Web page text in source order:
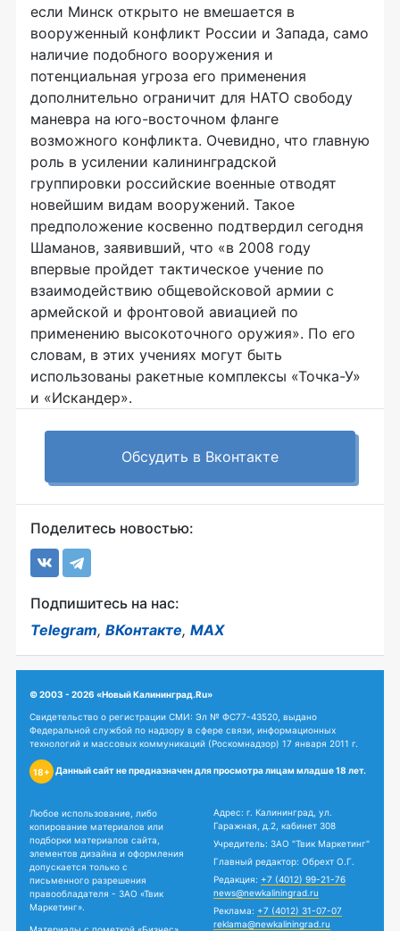
если Минск открыто не вмешается в
вооруженный конфликт России и Запада, само
наличие подобного вооружения и
потенциальная угроза его применения
дополнительно ограничит для НАТО свободу
маневра на юго-восточном фланге
возможного конфликта. Очевидно, что главную
роль в усилении калининградской
группировки российские военные отводят
новейшим видам вооружений. Такое
предположение косвенно подтвердил сегодня
Шаманов, заявивший, что «в 2008 году
впервые пройдет тактическое учение по
взаимодействию общевойсковой армии с
армейской и фронтовой авиацией по
применению высокоточного оружия». По его
словам, в этих учениях могут быть
использованы ракетные комплексы «Точка-У»
и «Искандер».
Обсудить в Вконтакте
Поделитесь новостью:
Подпишитесь на нас:
Telegram, ВКонтакте, MAX
© 2003 - 2026 «Новый Калининград.Ru»
Свидетельство о регистрации СМИ: Эл № ФС77-43520, выдано
Федеральной службой по надзору в сфере связи, информационных
технологий и массовых коммуникаций (Роскомнадзор) 17 января 2011 г.
18+ Данный сайт не предназначен для просмотра лицам младше 18 лет.
Любое использование, либо
копирование материалов или
подборки материалов сайта,
элементов дизайна и оформления
допускается только с
письменного разрешения
правообладателя - ЗАО «Твик
Маркетинг».
Адрес: г. Калининград, ул.
Гаражная, д.2, кабинет 308
Учредитель: ЗАО "Твик Маркетинг"
Главный редактор: Обрехт О.Г.
Редакция: +7 (4012) 99-21-76
news@newkaliningrad.ru
Реклама: +7 (4012) 31-07-07
reklama@newkaliningrad.ru